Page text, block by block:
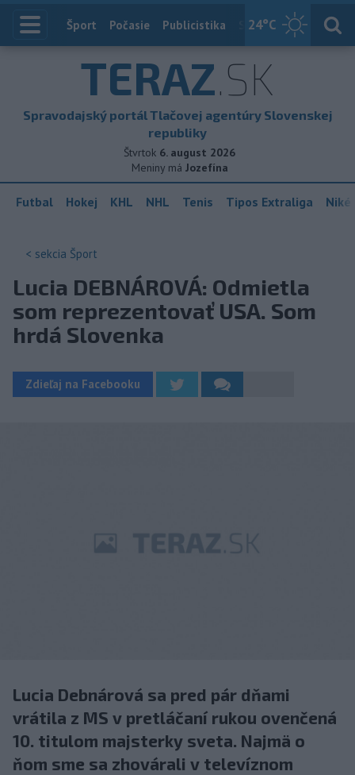
24°C
Index
Šport Počasie Publicistika Slovensko
TERAZ.SK
Spravodajský portál Tlačovej agentúry Slovenskej
republiky
Štvrtok 6. august 2026
Meniny má Jozefína
Futbal Hokej KHL NHL Tenis Tipos Extraliga
< sekcia Šport
Lucia DEBNÁROVÁ: Odmietla
som reprezentovať USA. Som
hrdá Slovenka
Zdieľaj na Facebooku
Lucia Debnárová sa pred pár dňami
vrátila z MS v pretláčaní rukou ovenčená
10. titulom majsterky sveta. Najmä o
ňom sme sa zhovárali v televíznom